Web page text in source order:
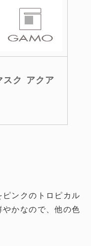
スク アクア
ンクのトロピカル
かなので、他の色